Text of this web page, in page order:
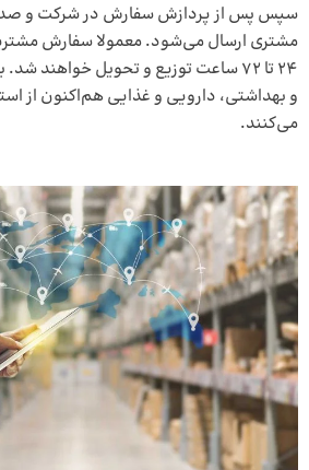
سپس پس از پردازش سفارش در شرکت و صدور
مشتری ارسال می‌شود. معمولا سفارش
24 تا 72 ساعت توزیع و تحویل خواهند
و بهداشتی، دارویی و غذایی هم‌اکنون از
می‌کنند.